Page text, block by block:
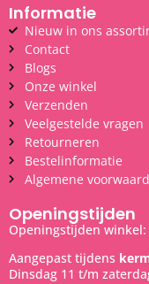
Informatie
Nieuw in ons
Contact
Blogs
Onze winkel
Verzenden
Veelgestelde vragen
Retourneren
Bestelinformatie
Algemene
Openingstijden
Openingstijden winkel:
Aangepast tijdens
Dinsdag 11 t/m